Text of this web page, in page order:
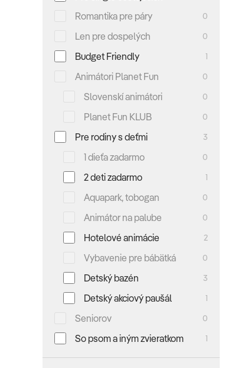
Romantika pre páry 0
Len pre dospelých 0
Budget Friendly 1
Animátori Planet Fun 0
Slovenskí animátori 0
Planet Fun KLUB 0
Pre rodiny s deťmi 3
1 dieťa zadarmo 0
2 deti zadarmo 1
Aquapark, tobogan 0
Animátor na palube 0
Hotelové animácie 2
Vybavenie pre bábätká 0
Detský bazén 3
Detský akciový paušál 1
Seniorov 0
So psom a iným zvieratkom 1